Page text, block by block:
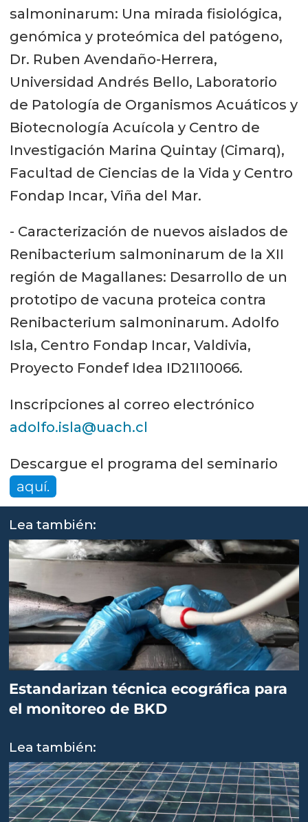
salmoninarum: Una mirada fisiológica,
genómica y proteómica del patógeno,
Dr. Ruben Avendaño-Herrera,
Universidad Andrés Bello, Laboratorio
de Patología de Organismos Acuáticos y
Biotecnología Acuícola y Centro de
Investigación Marina Quintay (Cimarq),
Facultad de Ciencias de la Vida y Centro
Fondap Incar, Viña del Mar.
- Caracterización de nuevos aislados de
Renibacterium salmoninarum de la XII
región de Magallanes: Desarrollo de un
prototipo de vacuna proteica contra
Renibacterium salmoninarum. Adolfo
Isla, Centro Fondap Incar, Valdivia,
Proyecto Fondef Idea ID21I10066.
Inscripciones al correo electrónico
adolfo.isla@uach.cl
Descargue el programa del seminario
aquí.
Lea también:
Estandarizan técnica ecográfica para
el monitoreo de BKD
Lea también: